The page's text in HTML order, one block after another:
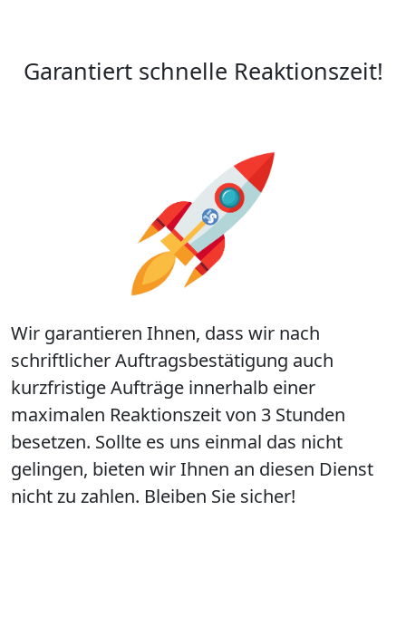
Garantiert schnelle Reaktionszeit!
Wir garantieren Ihnen, dass wir nach
schriftlicher Auftragsbestätigung auch
kurzfristige Aufträge innerhalb einer
maximalen Reaktionszeit von 3 Stunden
besetzen. Sollte es uns einmal das nicht
gelingen, bieten wir Ihnen an diesen Dienst
nicht zu zahlen. Bleiben Sie sicher!